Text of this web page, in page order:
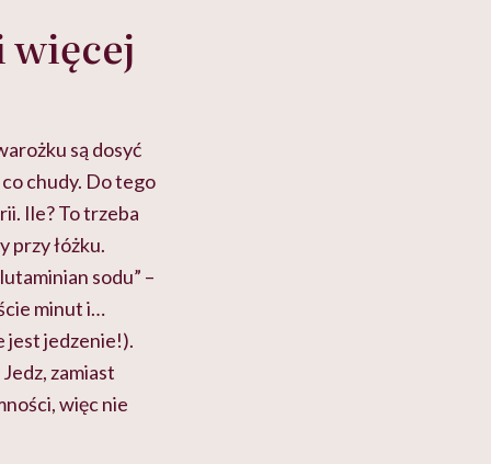
są dosyć
co chudy. Do tego
Ile? To trzeba
przy łóżku.
sodu” –
minut i…
jest jedzenie!).
zamiast
więc nie